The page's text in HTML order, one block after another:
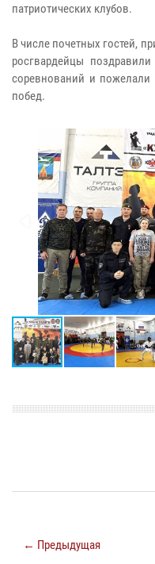
патриотических клубов.
В числе почетных гостей,
росгвардейцы
соревнований и пожелали
побед.
← Предыдущая